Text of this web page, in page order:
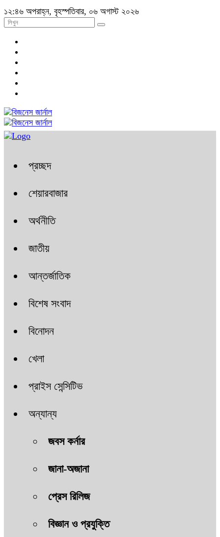
১২:৪৬ অপরাহ্ন, বৃহস্পতিবার, ০৬ অগাস্ট ২০২৬
প্রচ্ছদ
শেয়ারবাজার
অর্থনীতি
জাতীয়
আন্তর্জাতিক
বিশেষ সংবাদ
বিনোদন
খেলা
প্রাইস সেন্সিটিভ
অন্যান্য
জবস কর্নার
জানা-অজানা
প্রেস রিলিজ
বিজ্ঞান ও প্রযুক্তি